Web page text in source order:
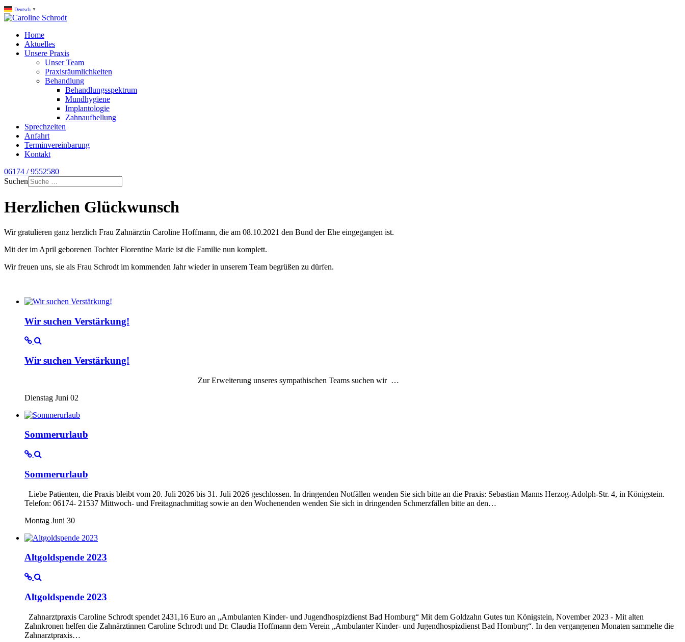
Deutsch ▼
Home
Aktuelles
Unsere Praxis
Unser Team
Praxisräumlichkeiten
Behandlung
Behandlungsspektrum
Mundhygiene
Implantologie
Zahnaufhellung
Sprechzeiten
Anfahrt
Terminvereinbarung
Kontakt
06174 / 9552580
Suchen
Herzlichen Glückwunsch
Wir gratulieren ganz herzlich Frau Zahnärztin Caroline Hoffmann, die am 08.10.2021 den Bund der Ehe eingegangen ist.
Mit der im April geborenen Tochter Florentine Marie ist die Familie nun komplett.
Wir freuen uns, sie als Frau Schrodt im kommenden Jahr wieder in unserem Team begrüßen zu dürfen.
Wir suchen Verstärkung!
Wir suchen Verstärkung!
Zur Erweiterung unseres sympathischen Teams suchen wir …
Dienstag Juni 02
Sommerurlaub
Sommerurlaub
Liebe Patienten, die Praxis bleibt vom 20. Juli 2026 bis 31. Juli 2026 geschlossen. In dringenden Notfällen wenden Sie sich bitte an die Praxis: Sebastian Manns Herzog-Adolph-Str. 4, in Königstein.
Telefon: 06174- 21537 Mittwoch- und Freitagnachmittag sowie an den Wochenenden wenden Sie sich in dringenden Schmerzfällen bitte an den…
Montag Juni 30
Altgoldspende 2023
Altgoldspende 2023
Zahnarztpraxis Caroline Schrodt spendet 2431,16 Euro an „Ambulanten Kinder- und Jugendhospizdienst Bad Homburg“ Mit dem Goldzahn Gutes tun Königstein, November 2023 - Mit alten
Zahnkronen helfen die Zahnärztinnen Caroline Schrodt und Dr. Claudia Hoffmann dem Verein „Ambulanter Kinder- und Jugendhospizdienst Bad Homburg“. In den vergangenen Monaten sammelte die
Zahnarztpraxis…